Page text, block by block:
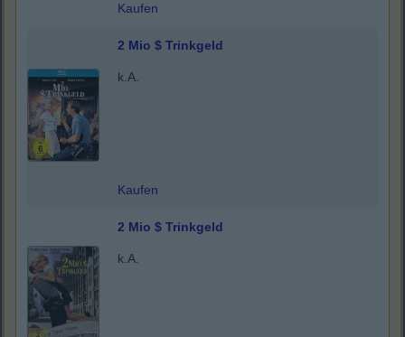
Kaufen
2 Mio $ Trinkgeld
k.A.
Kaufen
2 Mio $ Trinkgeld
k.A.